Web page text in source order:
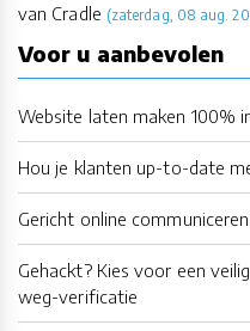
van Cradle (zaterdag, 08 aug.
Voor u aanbevolen
Website laten maken 100%
Hou je klanten up-to-date
Gericht online
Gehackt? Kies voor een
weg-verificatie